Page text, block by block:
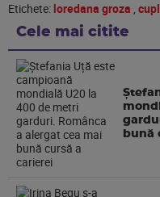
Etichete: loredana groza ,
Cele mai citite
bună